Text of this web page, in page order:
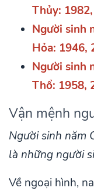
Thủy:
Người sinh
Hỏa: 1946,
Người sinh
Thổ: 1958,
Vận mệnh
Người sinh năm
là những người
Về ngoại hình,